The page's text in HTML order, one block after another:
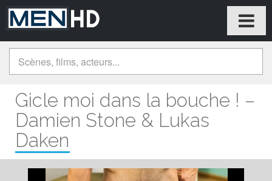
Gicle moi dans la bouche ! –
Damien Stone & Lukas
Daken